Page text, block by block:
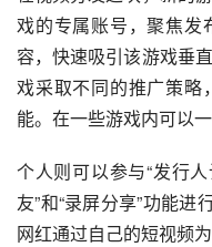
戏的专属账号，聚焦发
容，快速吸引该游戏垂
戏采取不同的推广策略
能。在一些游戏内可以
个人则可以参与“发行
友”和“录屏分享”功能
网红通过自己的短视频